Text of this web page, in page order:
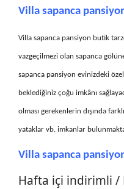
Villa sapanca
Villa sapanca pansiyon butik
vazgeçilmezi olan sapanca
sapanca pansiyon evinizdeki
beklediğiniz çoğu imkânı
olması gerekenlerin dışında
yataklar vb. imkanlar
Villa sapanca
Hafta içi indirimli